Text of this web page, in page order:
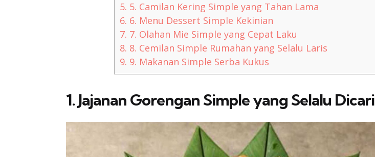
5. 5. Camilan Kering Simple yang Tahan Lama
6. 6. Menu Dessert Simple Kekinian
7. 7. Olahan Mie Simple yang Cepat Laku
8. 8. Cemilan Simple Rumahan yang Selalu Laris
9. 9. Makanan Simple Serba Kukus
1. Jajanan Gorengan Simple yang Selalu Dicari